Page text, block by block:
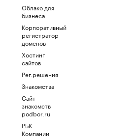
Облако для
бизнеса
Корпоративный
регистратор
доменов
Хостинг
сайтов
Рег.решения
Знакомства
Сайт
знакомств
podbor.ru
РБК
Компании